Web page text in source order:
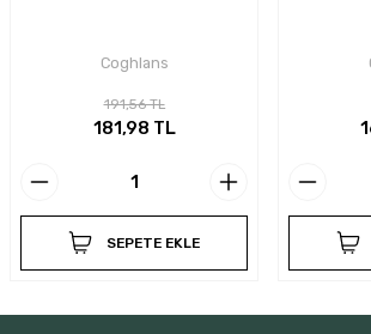
Coghlans
191,56 TL
181,98 TL
SEPETE EKLE